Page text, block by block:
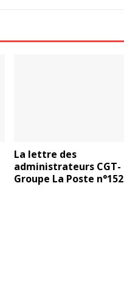
La lettre des
administrateurs CGT-
Groupe La Poste n°152